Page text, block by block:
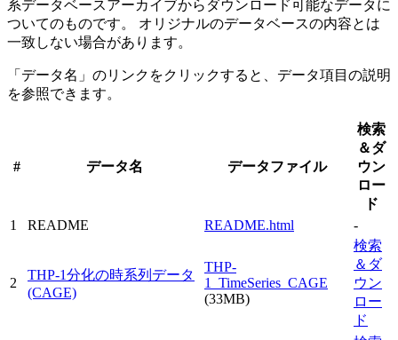
系データベースアーカイブからダウンロード可能なデータに
ついてのものです。 オリジナルのデータベースの内容とは
一致しない場合があります。
「データ名」のリンクをクリックすると、データ項目の説明
を参照できます。
# データ名 データファイル
検索
＆ダ
ウン
ロー
ド
1
README README.html -
2
THP-1分化の時系列データ
(CAGE)
THP-
1_TimeSeries_CAGE
(33MB)
検索
＆ダ
ウン
ロー
ド